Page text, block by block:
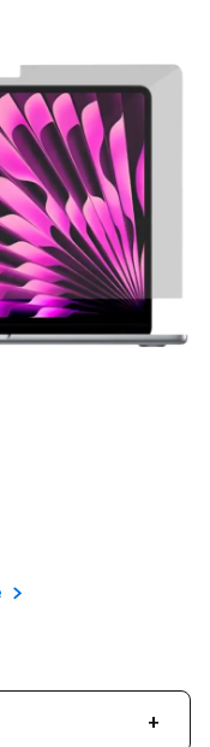
+